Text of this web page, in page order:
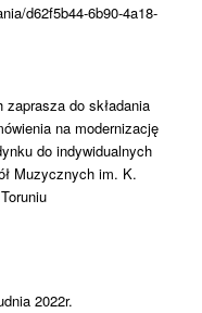
d62f5b44-6b90-4a18-
zaprasza do składania
na modernizację
do indywidualnych
Muzycznych im. K.
2022r.